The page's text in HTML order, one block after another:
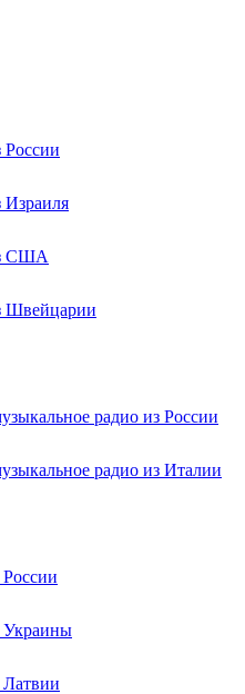
России
Израиля
США
Швейцарии
радио из России
радио из Италии
Украины
Латвии